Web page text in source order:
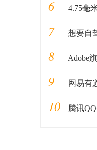
6 4.75毫
7 想要自驾
8 Adobe旗下除
9 网易有道
10 腾讯QQ安